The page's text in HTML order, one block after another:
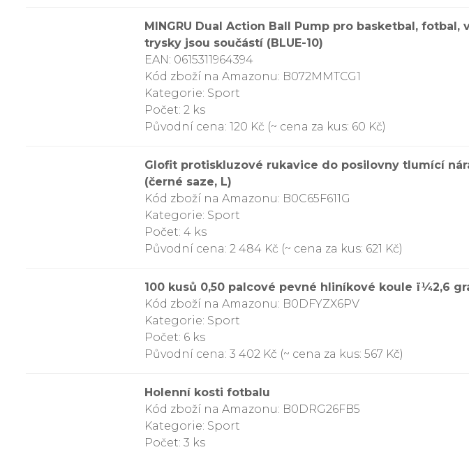
MINGRU Dual Action Ball Pump pro basketbal,
trysky jsou součástí (BLUE-10)
EAN: 0615311964394
Kód zboží na Amazonu: B072MMTCG1
Kategorie: Sport
Počet: 2 ks
Původní cena: 120 Kč (~ cena za kus: 60 Kč)
Glofit protiskluzové rukavice do posilovny tlumící
(černé saze, L)
Kód zboží na Amazonu: B0C65F611G
Kategorie: Sport
Počet: 4 ks
Původní cena: 2 484 Kč (~ cena za kus: 621 Kč)
100 kusů 0,50 palcové pevné hliníkové koule ï¼2,6
Kód zboží na Amazonu: B0DFYZX6PV
Kategorie: Sport
Počet: 6 ks
Původní cena: 3 402 Kč (~ cena za kus: 567 Kč)
Holenní kosti fotbalu
Kód zboží na Amazonu: B0DRG26FB5
Kategorie: Sport
Počet: 3 ks